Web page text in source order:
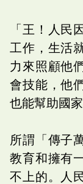
「王！人民
工作，生活
力來照顧他
會技能，他
也能幫助國
所謂「傳子
教育和擁有
不上的。人